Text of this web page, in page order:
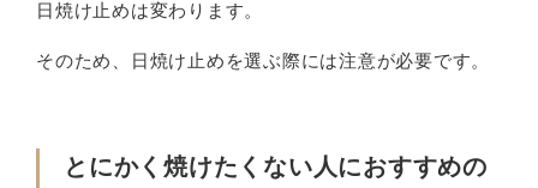
日焼け止めは変わります。
そのため、日焼け止めを選ぶ際には注意が必要です。
とにかく焼けたくない人におすすめの